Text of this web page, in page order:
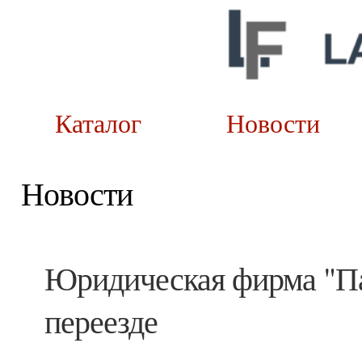
Каталог
Новости
Юридическая фирма
переезде